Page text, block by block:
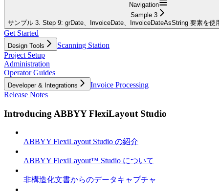
Navigation
Sample 3
サンプル 3. Step 9: grDate、InvoiceDate、InvoiceDateAsString 要素を使
Get Started
Design Tools
Scanning Station
Project Setup
Administration
Operator Guides
Developer & Integrations
Invoice Processing
Release Notes
Introducing ABBYY FlexiLayout Studio
ABBYY FlexiLayout Studio の紹介
ABBYY FlexiLayout™ Studio について
非構造化文書からのデータキャプチャ